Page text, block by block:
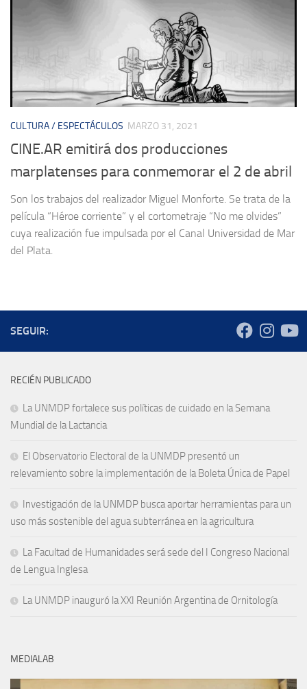
CULTURA / ESPECTÁCULOS MARZO 31, 2021
CINE.AR emitirá dos producciones
marplatenses para conmemorar el 2 de abril
Son los trabajos del realizador Miguel Monforte. Se trata de la
película “Héroe corriente” y el cortometraje “No me olvides”
cuya realización fue impulsada por el Canal Universidad de Mar
del Plata.
SEGUIR:
RECIÉN PUBLICADO
La UNMDP fortalece sus políticas de cuidado en la Semana
Mundial de la Lactancia
El Observatorio Electoral de la UNMDP presentó un
relevamiento sobre la implementación de la Boleta Única de Papel
Investigación de la UNMDP busca aportar herramientas para un
uso más sostenible del agua subterránea en la agricultura
La Facultad de Humanidades será sede del I Congreso Nacional
de Lengua Inglesa
La UNMDP inauguró la XXI Reunión Argentina de Ornitología
MEDIALAB